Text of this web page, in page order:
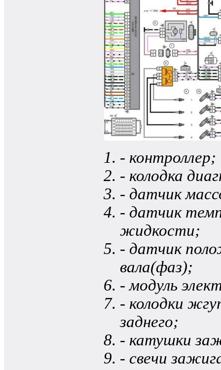
- контроллер;
- колодка
- датчик
- датчик
жидкости;
- датчик
вала(фаз);
- модуль
- колодки
заднего;
- катушки
- свечи